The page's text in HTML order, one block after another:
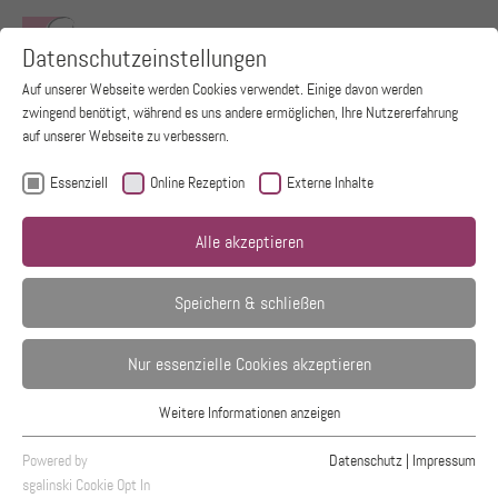
Zum Hauptinhalt springen
Frauenarzt München
Dr. med. Barbara Meyer-Cocron
Dr. med. Alexandra Wendler
Datenschutzeinstellungen
Auf unserer Webseite werden Cookies verwendet. Einige davon werden
zwingend benötigt, während es uns andere ermöglichen, Ihre Nutzererfahrung
auf unserer Webseite zu verbessern.
Essenziell Online Rezeption Externe Inhalte
Alle akzeptieren
Speichern & schließen
Nur essenzielle Cookies akzeptieren
Essenzielle Cookies werden für grundlegende Funktionen der Webseite
benötigt. Dadurch ist gewährleistet, dass die Webseite einwandfrei
Weitere Informationen anzeigen
Powered by
sgalinski Cookie Opt In
Datenschutz | Impressum